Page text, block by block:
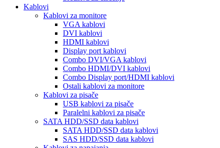
Kablovi
Kablovi za monitore
VGA kablovi
DVI kablovi
HDMI kablovi
Display port kablovi
Combo DVI/VGA kablovi
Combo HDMI/DVI kablovi
Combo Display port/HDMI kablovi
Ostali kablovi za monitore
Kablovi za pisače
USB kablovi za pisače
Paralelni kablovi za pisače
SATA HDD/SSD data kablovi
SATA HDD/SSD data kablovi
SAS HDD/SSD data kablovi